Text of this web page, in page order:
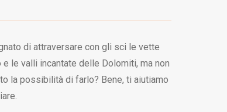
di attraversare con gli sci le vette
le valli incantate delle Dolomiti, ma non
la possibilità di farlo? Bene, ti aiutiamo